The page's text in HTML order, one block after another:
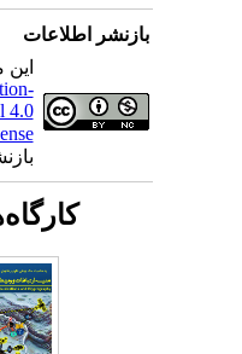
بازنشر اطلاعات
این
4.0